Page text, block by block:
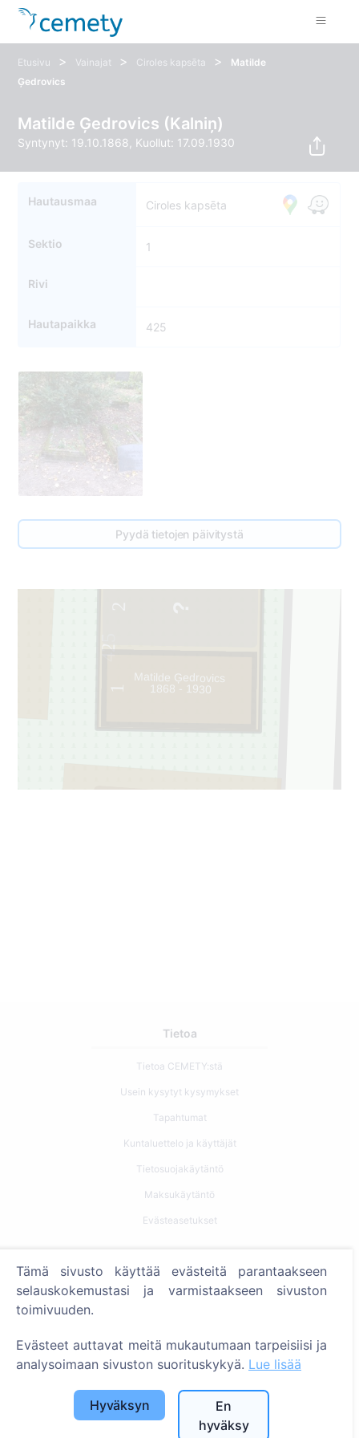
Etusivu > Vainajat > Ciroles kapsēta >
Matilde
Ģedrovics
Matilde Ģedrovics (Kalniņ)
Syntynyt: 19.10.1868, Kuollut: 17.09.1930
Hautausmaa Ciroles kapsēta
Sektio 1
Rivi
Hautapaikka 425
Pyydä tietojen päivitystä
425
1
Matilde Ģedrovics
1868 - 1930
Tietoa
Tietoa CEMETY:stä
Usein kysytyt kysymykset
Tapahtumat
Kuntaluettelo ja käyttäjät
Tietosuojakäytäntö
Maksukäytäntö
Evästeasetukset
Etsi vainajia
Palvelut
Yhteystiedot
SIA "CEMETY", LV40103618951
Tämä sivusto käyttää evästeitä parantaakseen
selauskokemustasi ja varmistaakseen sivuston
toimivuuden.
Evästeet auttavat meitä mukautumaan tarpeisiisi ja
analysoimaan sivuston suorituskykyä. Lue lisää
Hyväksyn
En
hyväksy